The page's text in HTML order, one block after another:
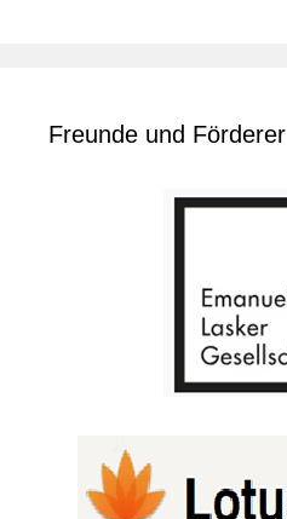
Freunde und Förderer